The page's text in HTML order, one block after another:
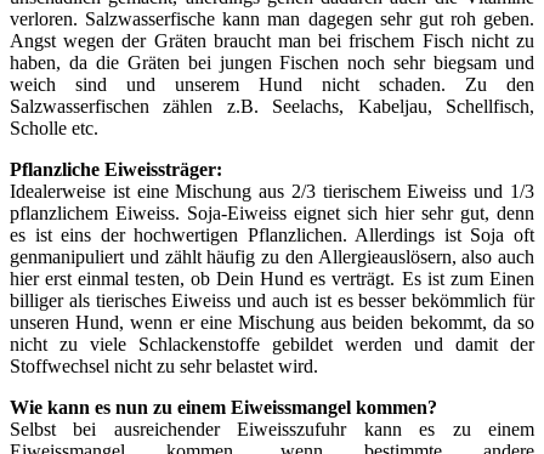
verloren. Salzwasserfische kann man dagegen sehr gut roh geben.
Angst wegen der Gräten braucht man bei frischem Fisch nicht zu
haben, da die Gräten bei jungen Fischen noch sehr biegsam und
weich sind und unserem Hund nicht schaden. Zu den
Salzwasserfischen zählen z.B. Seelachs, Kabeljau, Schellfisch,
Scholle etc.
Pflanzliche Eiweissträger:
Idealerweise ist eine Mischung aus 2/3 tierischem Eiweiss und 1/3
pflanzlichem Eiweiss. Soja-Eiweiss eignet sich hier sehr gut, denn
es ist eins der hochwertigen Pflanzlichen. Allerdings ist Soja oft
genmanipuliert und zählt häufig zu den Allergieauslösern, also auch
hier erst einmal testen, ob Dein Hund es verträgt. Es ist zum Einen
billiger als tierisches Eiweiss und auch ist es besser bekömmlich für
unseren Hund, wenn er eine Mischung aus beiden bekommt, da so
nicht zu viele Schlackenstoffe gebildet werden und damit der
Stoffwechsel nicht zu sehr belastet wird.
Wie kann es nun zu einem Eiweissmangel kommen?
Selbst bei ausreichender Eiweisszufuhr kann es zu einem